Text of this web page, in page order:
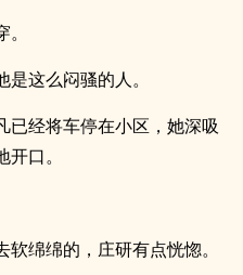
这么闷骚的人。
已经将车停在小区，她深吸
口。
绵绵的，庄研有点恍惚。